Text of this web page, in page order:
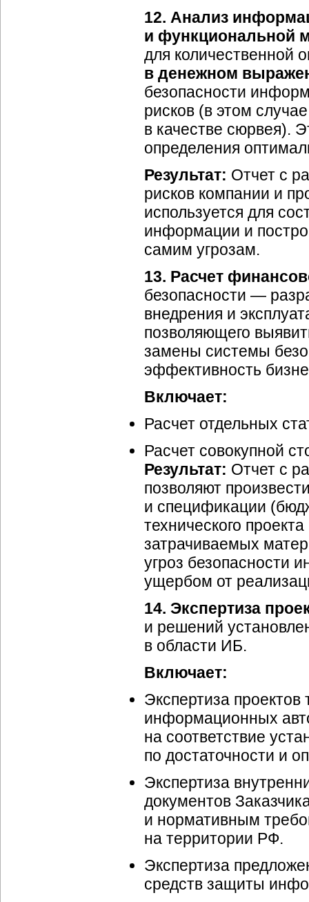
12. Анализ
и функциональной
для количественной
в денежном
безопасности
рисков (в этом
в качестве сюрвея).
определения
Результат: Отчет с
рисков компании и
используется для
информации и
самим угрозам.
13. Расчет
безопасности —
внедрения и
позволяющего
замены системы
эффективность
Включает:
Расчет отдельных
Расчет совокупной
Результат: Отчет с
позволяют
и спецификации
технического
затрачиваемых
угроз
ущербом от
14. Экспертиза
и решений
в области ИБ.
Включает:
Экспертиза
информационных
на соответствие
по достаточности и
Экспертиза
документов
и нормативным
на территории РФ.
Экспертиза
средств защиты